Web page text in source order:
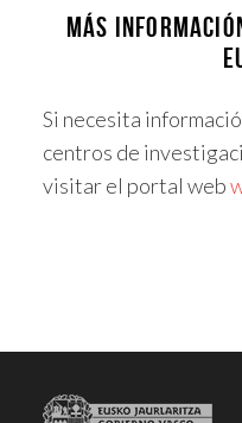
MÁS
Si necesita
centros de
visitar el portal web